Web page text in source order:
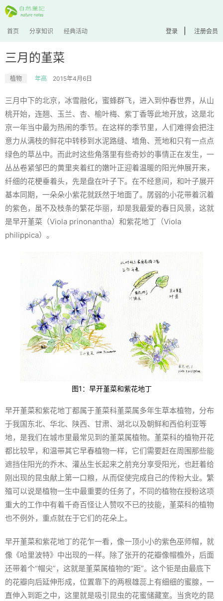
首页 分享知识 经典活动 登录 注册会员
三月的堇菜
植物 年高 2015年4月6日
三月中下的北京，冰雪融化，蜜蜂群飞，进入到仲春世界，从山
桃开始，连翘、玉兰、杏、榆叶梅、紫丁香等此地开放，这是北
京一年当中最为热闹的季节。在这样的季节里，人们难得会把注
意力从满枝的鲜花中转移到水泥路缝、墙角、荒地和只有一点点
绿色的草丛中。而此时这些角落里有些奇妙的事情正在发生，一
丛丛卷紧邹巴的黄里夹着红的嫩叶正迎着温暖的阳光伸展开来，
纤细的花梗垂着头，先是盘在叶子下。在不经意间，和叶子展开
基本同期，一朵朵小紫花就跃然于地面了。孱弱的小花带着沉着
的紫色，虽不及枝条的繁花华丽，却是我最爱的春日风景，这就
是早开堇菜（Viola prinonantha）和紫花地丁（Viola
philippica）。
图1：早开堇菜和紫花地丁
早开堇菜和紫花地丁都属于堇菜科堇菜属多年生草本植物，分布
于我国东北、华北、陕西、甘肃、湖北以及朝鲜和西伯利亚等
地，是我们在城市里最常见到的堇菜属植物。堇菜科的植物开花
都比较早，和温带其它早春植物一样，它们需要赶在周围那些能
遮挡住阳光的乔木、灌丛生长起来之前充分享受阳光，也赶着给
刚出现的昆虫献上第一口粮，从而促使完成自己的传粉大业。繁
殖可以说是植物一生中最重要的任务了，不同的植物在授粉这项
重大的工作中有着千奇百怪让人赞叹不已的技能，堇菜科的植物
也不例外，重点就在于它们的花朵上。
早开堇菜和紫花地丁的花乍一看，像一顶小小的紫色巫师帽，就
像《哈里波特》中出现的一样。除了张开的花瓣像帽檐外，后面
还带着个“帽尖”，这就是堇菜属植物的“距”。这个钜是由最底下
的花瓣向后延伸形成，位置靠下的两根雄蕊上有细细的蜜腺，一
直伸入到距之中，这里就是吸引昆虫的花蜜储藏室。当贪吃的昆